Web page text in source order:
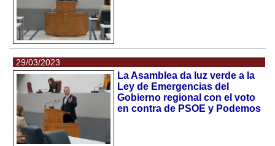
29/03/2023
La Asamblea da luz verde a la
Ley de Emergencias del
Gobierno regional con el voto
en contra de PSOE y Podemos